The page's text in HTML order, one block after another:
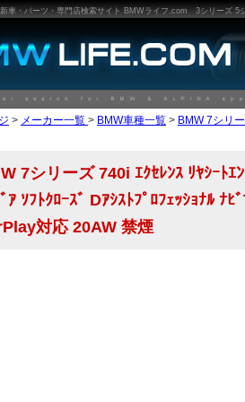
車・パーツ・専門店検索サイト BMWライフ.com 3シリーズ 5
> メーカー一覧 > BMW車種一覧 > BMW 7シリ
7シリーズ 740i ｴｸｾﾚﾝｽ ﾘﾔｼｰﾄｴ
ｱ ｿﾌﾄｸﾛｰｽﾞ Dｱｼｽﾄﾌﾟﾛﾌｪｯｼｮﾅﾙ ﾅ
対応 20AW 禁煙